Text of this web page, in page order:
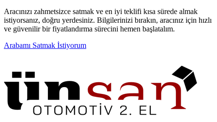
Aracınızı zahmetsizce satmak ve en iyi teklifi kısa sürede almak
istiyorsanız, doğru yerdesiniz. Bilgilerinizi bırakın, aracınız için hızlı
ve güvenilir bir fiyatlandırma sürecini hemen başlatalım.
Arabamı Satmak İstiyorum